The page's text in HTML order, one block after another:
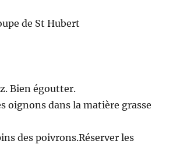
de St Hubert
Bien égoutter.
oignons dans la matière grasse
des poivrons.Réserver les